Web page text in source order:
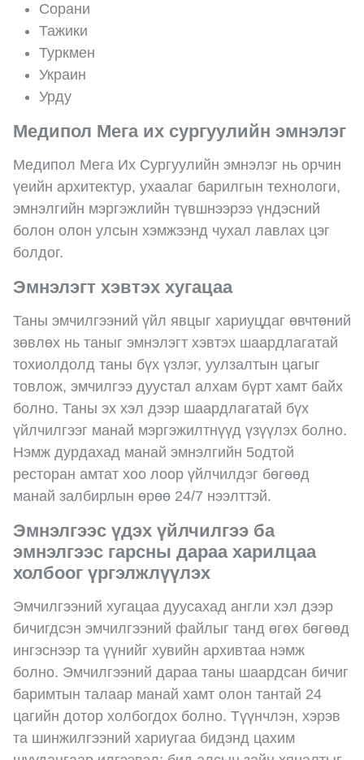
Сорани
Тажики
Туркмен
Украин
Урду
Медипол Мега их сургуулийн эмнэлэг
Медипол Мега Их Сургуулийн эмнэлэг нь орчин
үеийн архитектур, ухаалаг барилгын технологи,
эмнэлгийн мэргэжлийн түвшнээрээ үндэсний
болон олон улсын хэмжээнд чухал лавлах цэг
болдог.
Эмнэлэгт хэвтэх хугацаа
Таны эмчилгээний үйл явцыг хариуцдаг өвчтөний
зөвлөх нь таныг эмнэлэгт хэвтэх шаардлагатай
тохиолдолд таны бүх үзлэг, уулзалтын цагыг
товлож, эмчилгээ дуустал алхам бүрт хамт байх
болно. Таны эх хэл дээр шаардлагатай бүх
үйлчилгээг манай мэргэжилтнүүд үзүүлэх болно.
Нэмж дурдахад манай эмнэлгийн 5одтой
ресторан амтат хоо лоор үйлчилдэг бөгөөд
манай залбирлын өрөө 24/7 нээлттэй.
Эмнэлгээс үдэх үйлчилгээ ба
эмнэлгээс гарсны дараа харилцаа
холбоог үргэлжлүүлэх
Эмчилгээний хугацаа дуусахад англи хэл дээр
бичигдсэн эмчилгээний файлыг танд өгөх бөгөөд
ингэснээр та үүнийг хувийн архивтаа нэмж
болно. Эмчилгээний дараа таны шаардсан бичиг
баримтын талаар манай хамт олон тантай 24
цагийн дотор холбогдох болно. Түүнчлэн, хэрэв
та шинжилгээний хариугаа бидэнд цахим